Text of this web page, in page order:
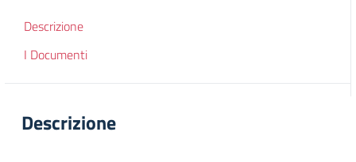
Descrizione
I Documenti
Descrizione